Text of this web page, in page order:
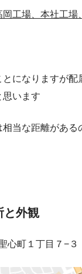
工場、本社工場
になりますが
思います
相当な距離があ
と外観
心町１丁目７−３